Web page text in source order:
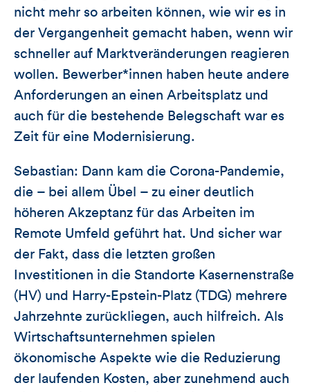
nicht mehr so arbeiten können, wie wir es in
der Vergangenheit gemacht haben, wenn wir
schneller auf Marktveränderungen reagieren
wollen. Bewerber*innen haben heute andere
Anforderungen an einen Arbeitsplatz und
auch für die bestehende Belegschaft war es
Zeit für eine Modernisierung.
Sebastian: Dann kam die Corona-Pandemie,
die – bei allem Übel – zu einer deutlich
höheren Akzeptanz für das Arbeiten im
Remote Umfeld geführt hat. Und sicher war
der Fakt, dass die letzten großen
Investitionen in die Standorte Kasernenstraße
(HV) und Harry-Epstein-Platz (TDG) mehrere
Jahrzehnte zurückliegen, auch hilfreich. Als
Wirtschaftsunternehmen spielen
ökonomische Aspekte wie die Reduzierung
der laufenden Kosten, aber zunehmend auch